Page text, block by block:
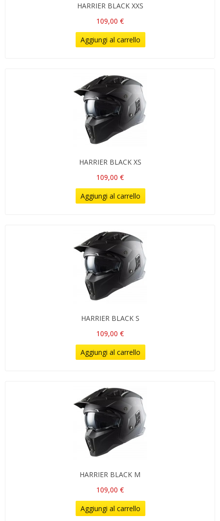
HARRIER BLACK XXS
109,00 €
Aggiungi al carrello
HARRIER BLACK XS
109,00 €
Aggiungi al carrello
HARRIER BLACK S
109,00 €
Aggiungi al carrello
HARRIER BLACK M
109,00 €
Aggiungi al carrello